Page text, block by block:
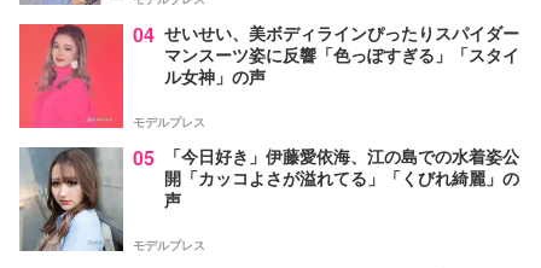
04 せいせい、美ボディラインぴったりスパイダー
マンスーツ姿に反響「色っぽすぎる」「スタイ
ル女神」の声
モデルプレス
05
「今日好き」伊藤愛依海、江の島での水着姿公
開「カッコよさが溢れてる」「くびれ綺麗」の
声
モデルプレス